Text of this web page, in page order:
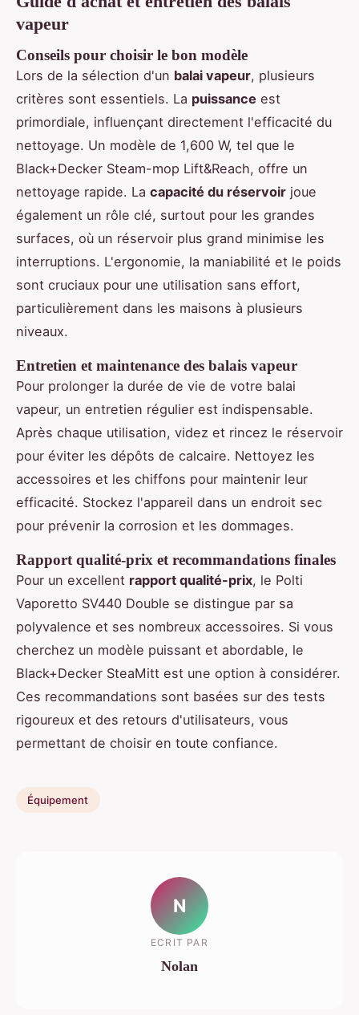
vapeur
Conseils pour choisir le bon modèle
Lors de la sélection d'un balai vapeur, plusieurs
critères sont essentiels. La puissance est
primordiale, influençant directement l'efficacité du
nettoyage. Un modèle de 1,600 W, tel que le
Black+Decker Steam-mop Lift&Reach, offre un
nettoyage rapide. La capacité du réservoir joue
également un rôle clé, surtout pour les grandes
surfaces, où un réservoir plus grand minimise les
interruptions. L'ergonomie, la maniabilité et le poids
sont cruciaux pour une utilisation sans effort,
particulièrement dans les maisons à plusieurs
niveaux.
Entretien et maintenance des balais vapeur
Pour prolonger la durée de vie de votre balai
vapeur, un entretien régulier est indispensable.
Après chaque utilisation, videz et rincez le réservoir
pour éviter les dépôts de calcaire. Nettoyez les
accessoires et les chiffons pour maintenir leur
efficacité. Stockez l'appareil dans un endroit sec
pour prévenir la corrosion et les dommages.
Rapport qualité-prix et recommandations finales
Pour un excellent rapport qualité-prix, le Polti
Vaporetto SV440 Double se distingue par sa
polyvalence et ses nombreux accessoires. Si vous
cherchez un modèle puissant et abordable, le
Black+Decker SteaMitt est une option à considérer.
Ces recommandations sont basées sur des tests
rigoureux et des retours d'utilisateurs, vous
permettant de choisir en toute confiance.
Équipement
N
ECRIT PAR
Nolan